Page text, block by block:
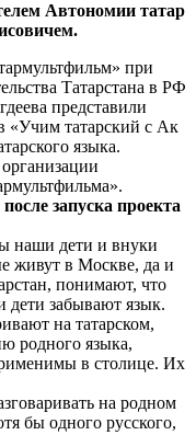
Автономии татар
при
Татарстана в РФ
представили
«Учим татарский с Ак
языка.
запуска проекта
наши дети и внуки
живут в Москве, да и
понимают, что
дети забывают язык.
на татарском,
родного языка,
в столице. Их
на родном
бы одного русского,